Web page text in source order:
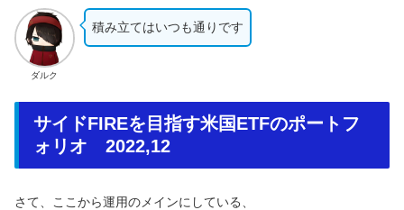
ダルク
積み立てはいつも通りです
サイドFIREを目指す米国ETFのポートフ
ォリオ 2022,12
さて、ここから運用のメインにしている、